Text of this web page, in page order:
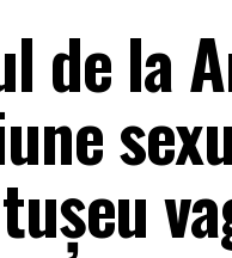
de la